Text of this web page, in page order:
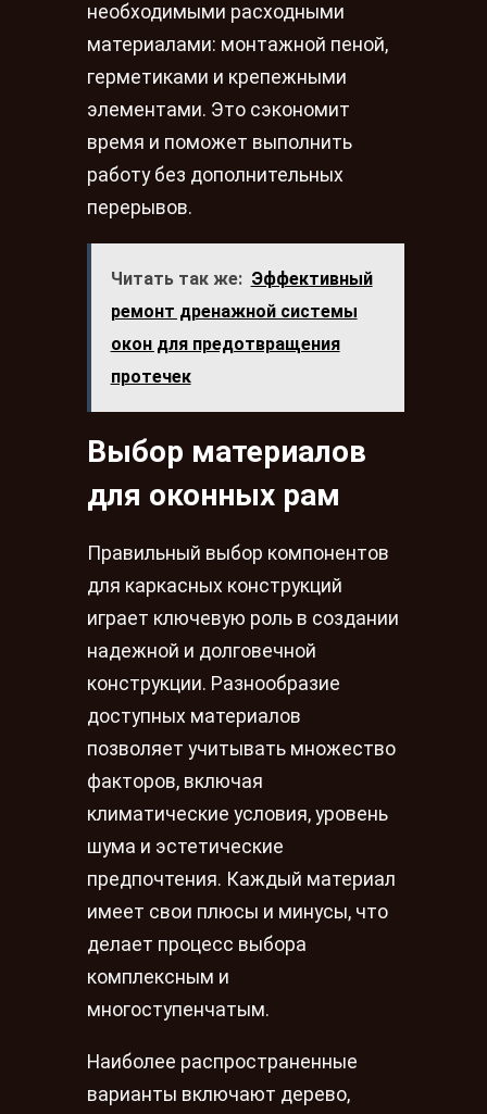
необходимыми расходными
материалами: монтажной пеной,
герметиками и крепежными
элементами. Это сэкономит
время и поможет выполнить
работу без дополнительных
перерывов.
Читать так же: Эффективный
ремонт дренажной системы
окон для предотвращения
протечек
Выбор материалов
для оконных рам
Правильный выбор компонентов
для каркасных конструкций
играет ключевую роль в создании
надежной и долговечной
конструкции. Разнообразие
доступных материалов
позволяет учитывать множество
факторов, включая
климатические условия, уровень
шума и эстетические
предпочтения. Каждый материал
имеет свои плюсы и минусы, что
делает процесс выбора
комплексным и
многоступенчатым.
Наиболее распространенные
варианты включают дерево,